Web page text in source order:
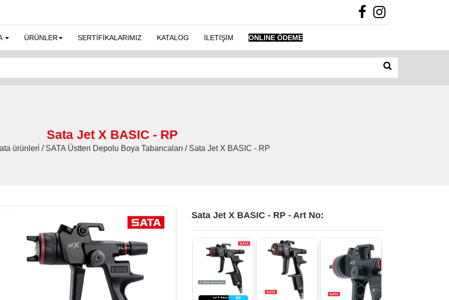
ÜRÜNLER SERTİFİKALARIMIZ KATALOG İLETİŞİM ONLINE ÖDEME
Sata Jet X BASIC - RP
ürünleri̇ / SATA Üstten Depolu Boya Tabancaları / Sata Jet X BASIC - RP
Sata Jet X BASIC - RP - Art No: